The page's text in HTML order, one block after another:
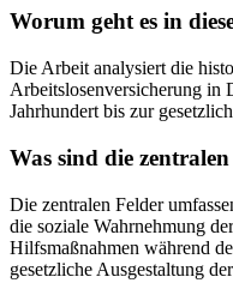
Worum geht es in
Die Arbeit analysiert die
Arbeitslosenversicherung in
Jahrhundert bis zur
Was sind die
Die zentralen Felder
die soziale Wahrnehmung
Hilfsmaßnahmen während
gesetzliche Ausgestaltung